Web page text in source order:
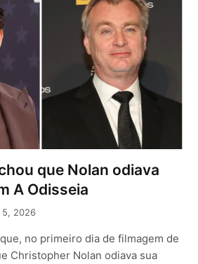
que Nolan odiava
A Odisseia
5, 2026
no primeiro dia de filmagem de
Christopher Nolan odiava sua